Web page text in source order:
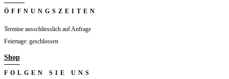
ÖFFNUNGSZEITEN
Termine ausschliesslich auf Anfrage
Feiertage: geschlossen
Shop
FOLGEN SIE UNS